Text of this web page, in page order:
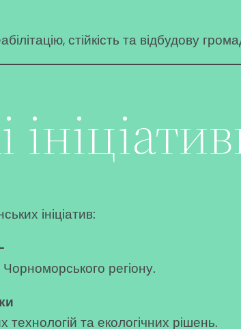
стійкість та відбудову
ініціатив:
регіону.
та екологічних рішень.